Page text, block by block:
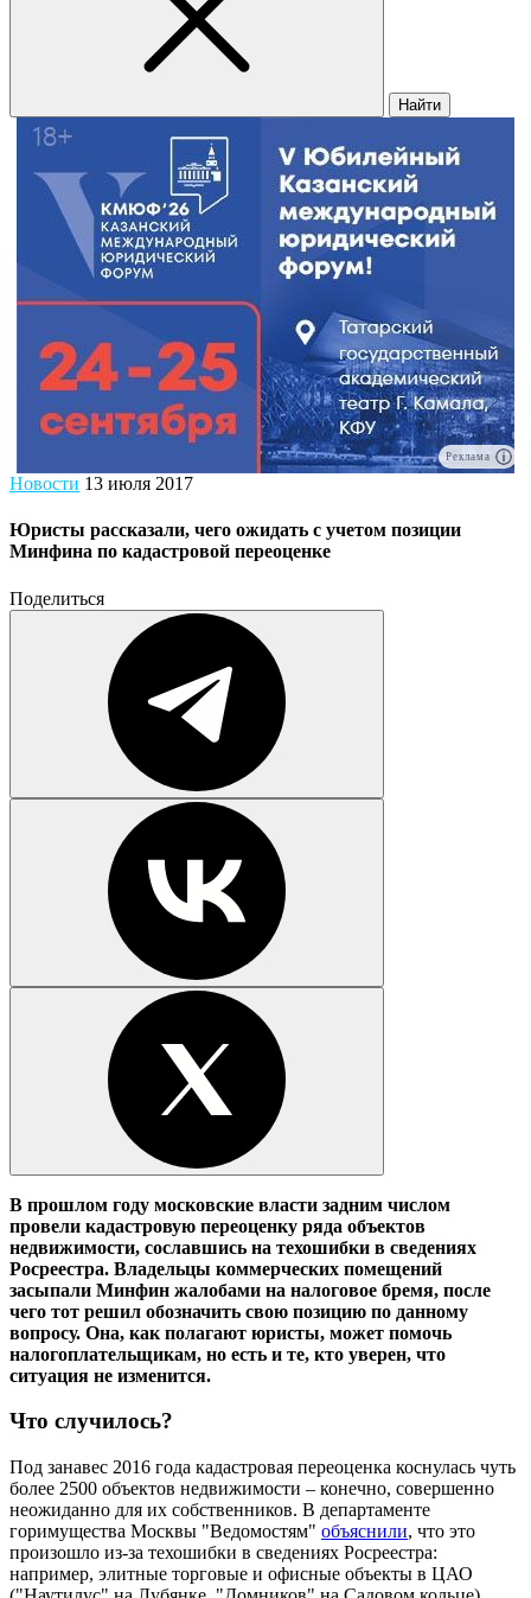
Найти
Реклама
Новости 13 июля 2017
Юристы рассказали, чего ожидать с учетом позиции
Минфина по кадастровой переоценке
Поделиться
В прошлом году московские власти задним числом
провели кадастровую переоценку ряда объектов
недвижимости, сославшись на техошибки в сведениях
Росреестра. Владельцы коммерческих помещений
засыпали Минфин жалобами на налоговое бремя, после
чего тот решил обозначить свою позицию по данному
вопросу. Она, как полагают юристы, может помочь
налогоплательщикам, но есть и те, кто уверен, что
ситуация не изменится.
Что случилось?
Под занавес 2016 года кадастровая переоценка коснулась чуть
более 2500 объектов недвижимости – конечно, совершенно
неожиданно для их собственников. В департаменте
горимущества Москвы "Ведомостям" объяснили, что это
произошло из-за техошибки в сведениях Росреестра:
например, элитные торговые и офисные объекты в ЦАО